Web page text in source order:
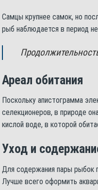
Самцы крупнее самок, но
рыб наблюдается в период
Ареал обитания
Поскольку апистограмма
селекционеров, в природе
кислой воде, в которой
Уход и
Для содержания пары рыбок
Лучше всего оформить